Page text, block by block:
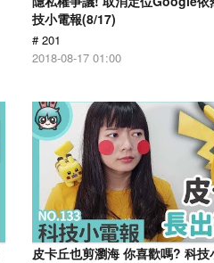
技小電報(8/17)
# 201
2018-08-17 01:00
皮卡丘也剪瀏海 你喜歡嗎? 科